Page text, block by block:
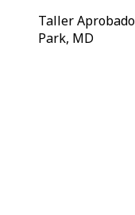
Taller
Park, MD